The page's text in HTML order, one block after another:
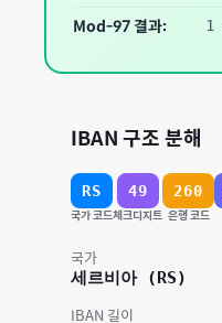
Mod-97 결과: 1
IBAN 구조 분해
RS
국가 코드
49
체크디지트
260
은행 코드
국가
세르비아(RS)
IBAN 길이